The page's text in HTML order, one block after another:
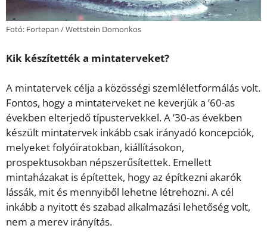
Fotó: Fortepan / Wettstein Domonkos
Kik készítették a mintaterveket?
A mintatervek célja a közösségi szemléletformálás volt.
Fontos, hogy a mintaterveket ne keverjük a ’60-as
években elterjedő típustervekkel. A ’30-as években
készült mintatervek inkább csak irányadó koncepciók,
melyeket folyóiratokban, kiállításokon,
prospektusokban népszerűsítettek. Emellett
mintaházakat is építettek, hogy az építkezni akarók
lássák, mit és mennyiből lehetne létrehozni. A cél
inkább a nyitott és szabad alkalmazási lehetőség volt,
nem a merev irányítás.